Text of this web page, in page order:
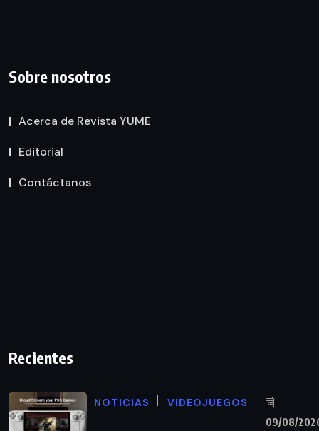
Sobre nosotros
Acerca de Revista YUME
Editorial
Contáctanos
Recientes
NOTICIAS VIDEOJUEGOS
09/08/